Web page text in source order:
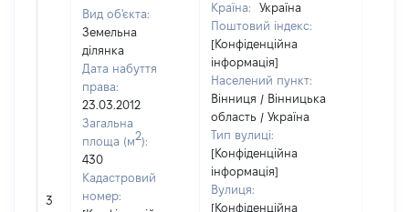
3
Вид об'єкта:
Земельна
ділянка
Дата набуття
права:
23.03.2012
Загальна
площа (м2):
430
Кадастровий
номер:
Країна:
Україна
Поштовий індекс:
[Конфіденційна
інформація]
Населений пункт:
Вінниця / Вінницька
область / Україна
Тип вулиці:
[Конфіденційна
інформація]
Вулиця:
[Конфіденційна